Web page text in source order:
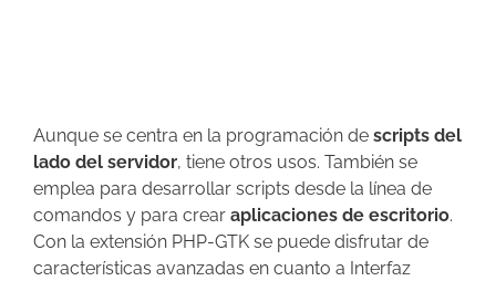
Aunque se centra en la programación de scripts del
lado del servidor, tiene otros usos. También se
emplea para desarrollar scripts desde la línea de
comandos y para crear aplicaciones de escritorio.
Con la extensión PHP-GTK se puede disfrutar de
características avanzadas en cuanto a Interfaz